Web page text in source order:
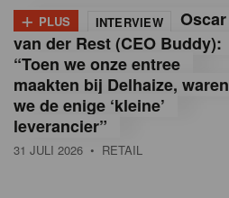
a
M
a
g
a
+ PLUS INTERVIEW
Oscar
van der Rest (CEO Buddy):
“Toen we onze entree
maakten bij Delhaize, waren
we de enige ‘kleine’
leverancier”
31 JULI 2026 • RETAIL